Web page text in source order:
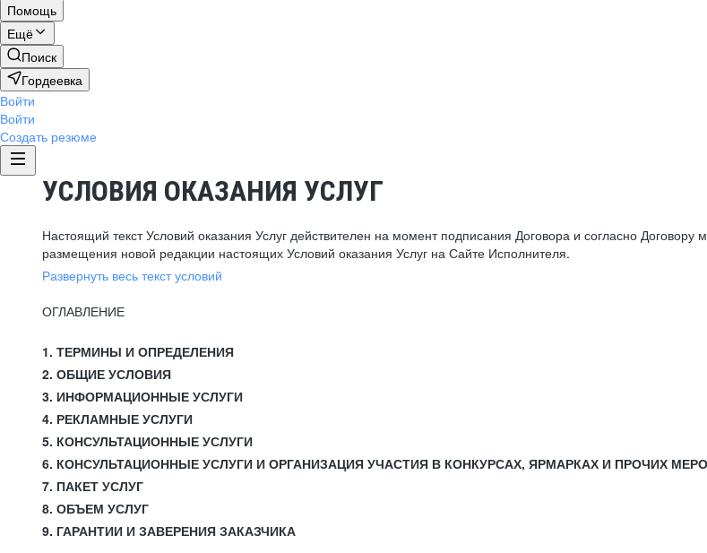
Помощь
Ещё
Поиск
Гордеевка
Войти
Войти
Создать резюме
УСЛОВИЯ ОКАЗАНИЯ УСЛУГ
Настоящий текст Условий оказания Услуг действителен на момент подписания Договора и согласно
размещения новой редакции настоящих Условий оказания Услуг на Сайте Исполнителя.
Развернуть весь текст условий
ОГЛАВЛЕНИЕ
1. ТЕРМИНЫ И ОПРЕДЕЛЕНИЯ
2. ОБЩИЕ УСЛОВИЯ
3. ИНФОРМАЦИОННЫЕ УСЛУГИ
4. РЕКЛАМНЫЕ УСЛУГИ
5. КОНСУЛЬТАЦИОННЫЕ УСЛУГИ
6. КОНСУЛЬТАЦИОННЫЕ УСЛУГИ И ОРГАНИЗАЦИЯ УЧАСТИЯ В КОНКУРСАХ, ЯРМАРКАХ И ПРОЧИХ
7. ПАКЕТ УСЛУГ
8. ОБЪЕМ УСЛУГ
9. ГАРАНТИИ И ЗАВЕРЕНИЯ ЗАКАЗЧИКА